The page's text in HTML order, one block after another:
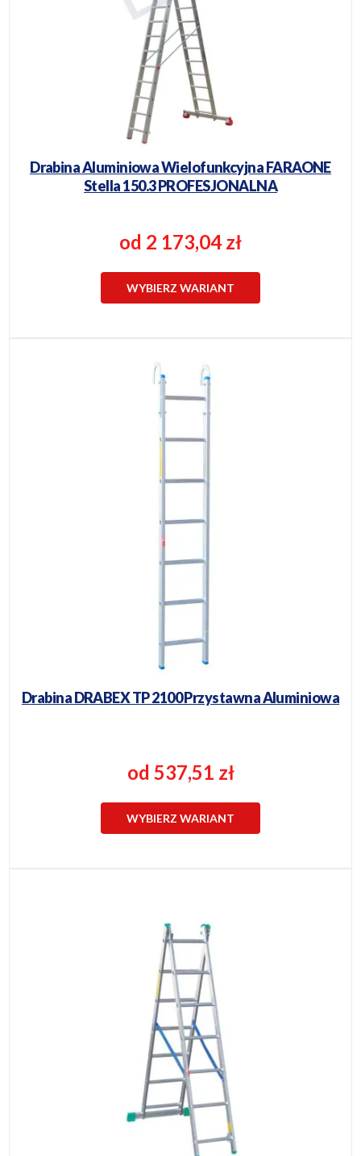
Drabina Aluminiowa Wielofunkcyjna FARAONE
Stella 150.3 PROFESJONALNA
od 2 173,04 zł
WYBIERZ WARIANT
Drabina DRABEX TP 2100 Przystawna Aluminiowa
od 537,51 zł
WYBIERZ WARIANT